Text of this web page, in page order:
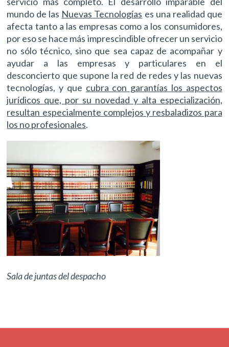
mundo de las Nuevas Tecnologías es una realidad que
afecta tanto a las empresas como a los consumidores,
por eso se hace más imprescindible ofrecer un servicio
no sólo técnico, sino que sea capaz de acompañar y
ayudar a las empresas y particulares en el
desconcierto que supone la red de redes y las nuevas
tecnologías, y que cubra con garantías los aspectos
jurídicos que, por su novedad y alta especialización,
resultan especialmente complejos y resbaladizos para
los no profesionales.
Sala de juntas del despacho